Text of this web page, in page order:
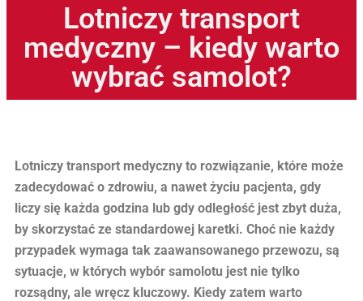
Lotniczy transport
medyczny – kiedy warto
wybrać samolot?
Lotniczy transport medyczny to rozwiązanie, które może
zadecydować o zdrowiu, a nawet życiu pacjenta, gdy
liczy się każda godzina lub gdy odległość jest zbyt duża,
by skorzystać ze standardowej karetki. Choć nie każdy
przypadek wymaga tak zaawansowanego przewozu, są
sytuacje, w których wybór samolotu jest nie tylko
rozsądny, ale wręcz kluczowy. Kiedy zatem warto